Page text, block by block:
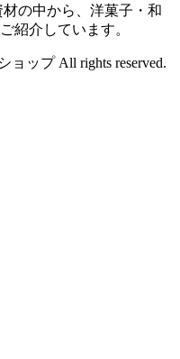
の中から、洋菓子・和
紹介しています。
ョップ All rights reserved.